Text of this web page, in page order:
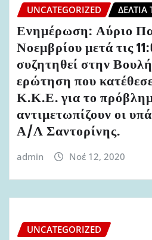
UNCATEGORIZED
Ενημέρωση: Αύριο
Νοεμβρίου μετά τις
συζητηθεί στην
ερώτηση που
Κ.Κ.Ε. για το
αντιμετωπίζουν οι
Α/Λ Σαντορίνης.
admin Νοέ 12, 2020
UNCATEGORIZED